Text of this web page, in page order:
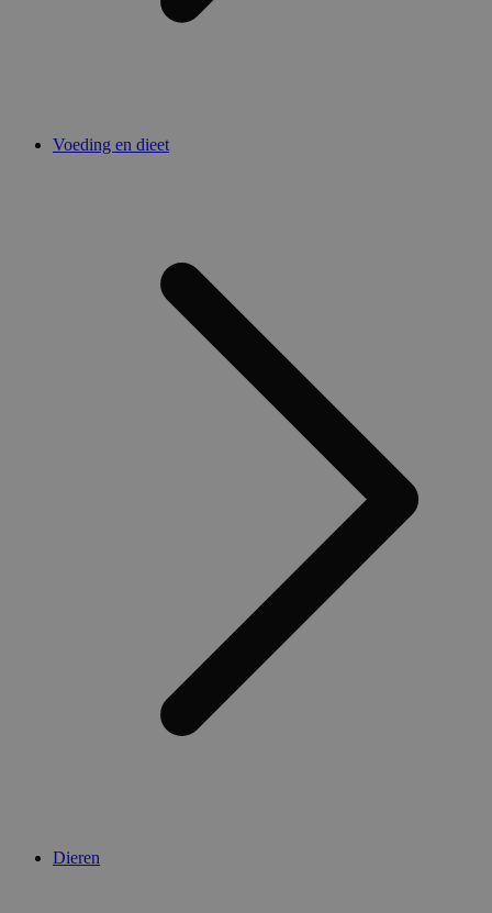
Voeding en dieet
Dieren